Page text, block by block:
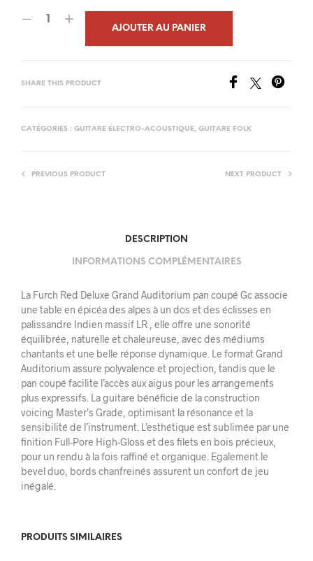
était :
est :
AJOUTER AU PANIER
SHARE THIS PRODUCT
CATÉGORIES : GUITARE ÉLECTRO-ACOUSTIQUE, GUITARE FOLK
PREVIOUS PRODUCT NEXT PRODUCT
DESCRIPTION
INFORMATIONS COMPLÉMENTAIRES
La Furch Red Deluxe Grand Auditorium pan coupé Gc associe
une table en épicéa des alpes à un dos et des éclisses en
palissandre Indien massif LR , elle offre une sonorité
équilibrée, naturelle et chaleureuse, avec des médiums
chantants et une belle réponse dynamique. Le format Grand
Auditorium assure polyvalence et projection, tandis que le
pan coupé facilite l’accès aux aigus pour les arrangements
plus expressifs. La guitare bénéficie de la construction
voicing Master’s Grade, optimisant la résonance et la
sensibilité de l’instrument. L’esthétique est sublimée par une
finition Full-Pore High-Gloss et des filets en bois précieux,
pour un rendu à la fois raffiné et organique. Egalement le
bevel duo, bords chanfreinés assurent un confort de jeu
inégalé.
PRODUITS SIMILAIRES